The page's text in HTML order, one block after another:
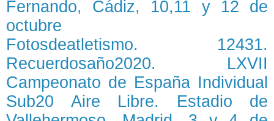
Fernando, Cádiz, 10,11 y 12 de
octubre
Fotosdeatletismo. 12431.
Recuerdosaño2020. LXVII
Campeonato de España Individual
Sub20 Aire Libre. Estadio de